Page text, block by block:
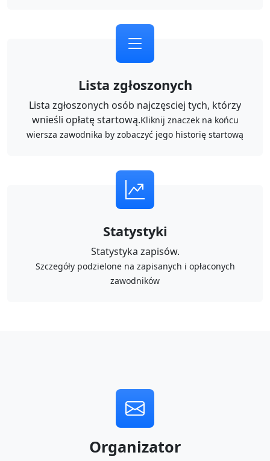
Lista zgłoszonych
Lista zgłoszonych osób najczęsciej tych, którzy
wnieśli opłatę startową.Kliknij znaczek na końcu
wiersza zawodnika by zobaczyć jego historię startową
Statystyki
Statystyka zapisów.
Szczegóły podzielone na zapisanych i opłaconych
zawodników
Organizator